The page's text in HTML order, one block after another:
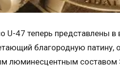
U-47 теперь представлены
благородную
люминесцентным составом